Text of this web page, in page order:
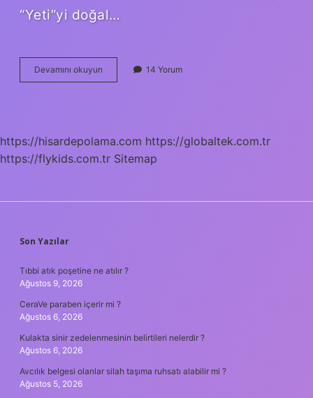
“Yeti”yi doğal…
Devamını okuyun
Efsanesi
14 Yorum
https://hisardepolama.com https://globaltek.com.tr
https://flykids.com.tr Sitemap
SIDEBAR
Son Yazılar
Tıbbi atık poşetine ne atılır ?
Ağustos 9, 2026
CeraVe paraben içerir mi ?
Ağustos 6, 2026
Kulakta sinir zedelenmesinin belirtileri nelerdir ?
Ağustos 6, 2026
Avcılık belgesi olanlar silah taşıma ruhsatı alabilir mi ?
Ağustos 5, 2026